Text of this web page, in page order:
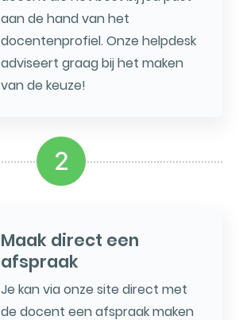
aan de hand van het
docentenprofiel. Onze helpdesk
adviseert graag bij het maken
van de keuze!
2
Maak direct een
afspraak
Je kan via onze site direct met
de docent een afspraak maken